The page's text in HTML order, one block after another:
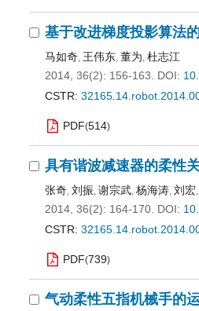
基于改进梯度投影算法
马如奇, 王伟东, 董为, 杜志江
2014, 36(2): 156-163.
DOI:
CSTR:
PDF(514)
具有谐波减速器的柔性
张奇, 刘振, 谢宗武, 杨海涛, 刘宏,
2014, 36(2): 164-170. DOI:
CSTR:
PDF(739)
气动柔性五指机械手的